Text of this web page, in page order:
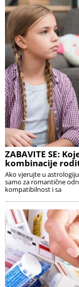
ZABAVITE SE:
kombinacije
Ako vjerujte u
samo za romantične
kompatibilnost i sa